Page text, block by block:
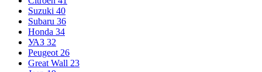
Suzuki 40
Subaru 36
Honda 34
УАЗ 32
Peugeot 26
Great Wall 23